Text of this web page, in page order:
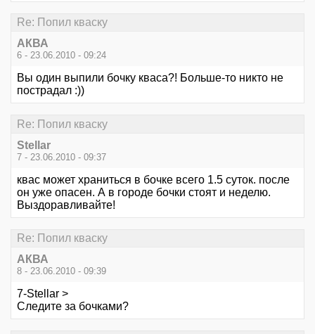
Re: Попил кваску
АКВА
6 - 23.06.2010 - 09:24
Вы один выпили бочку кваса?! Больше-то никто не
пострадал :))
Re: Попил кваску
Stellar
7 - 23.06.2010 - 09:37
квас может храниться в бочке всего 1.5 суток. после
он уже опасен. А в городе бочки стоят и неделю.
Выздоравливайте!
Re: Попил кваску
АКВА
8 - 23.06.2010 - 09:39
7-Stellar >
Следите за бочками?